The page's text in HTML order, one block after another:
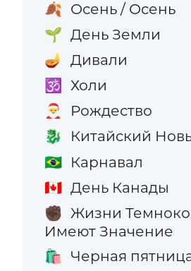
🍂 Осень / Осень
🌱 День Земли
🪔 Дивали
🕉️ Холи
🎅 Рождество
🐉 Китайский
🇧🇷 Карнавал
🇨🇦 День Канады
✊🏿 Жизни
Имеют Значение
🛍️ Черная